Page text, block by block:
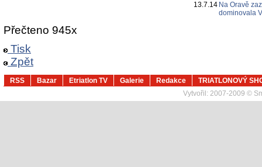
13.7.14 Na Oravě
dominovala
Přečteno 945x
Tisk
Zpět
RSS Bazar Etriatlon TV Galerie Redakce
TRIATLONOVÝ
Vytvořil: 2007-2009 ©